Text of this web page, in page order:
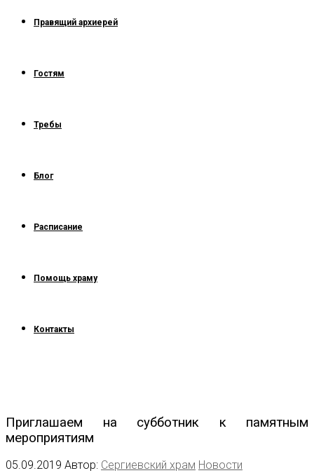
Правящий архиерей
Гостям
Требы
Блог
Расписание
Помощь храму
Контакты
Приглашаем на субботник к памятным
мероприятиям
05.09.2019 Автор: Сергиевский храм Новости